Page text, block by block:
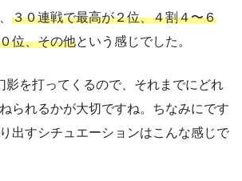
３０連戦で最高が２位、４割４〜６
位、その他という感じでした。
影を打ってくるので、それまでにどれ
られるかが大切ですね。ちなみにです
出すシチュエーションはこんな感じで